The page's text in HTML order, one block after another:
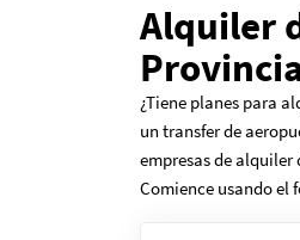
Alquiler
¿Tiene planes para
un transfer de
empresas de alquiler
Comience usando el